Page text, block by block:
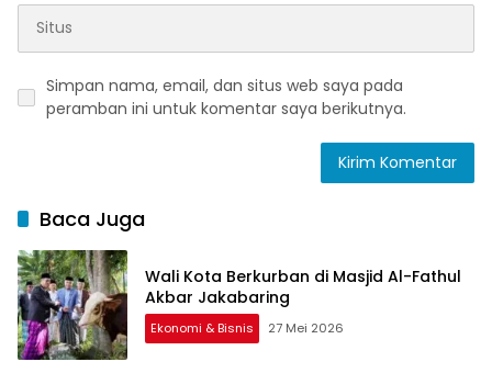
Simpan nama, email, dan situs web saya pada
peramban ini untuk komentar saya berikutnya.
Baca Juga
Wali Kota Berkurban di Masjid Al-Fathul
Akbar Jakabaring
Ekonomi & Bisnis 27 Mei 2026